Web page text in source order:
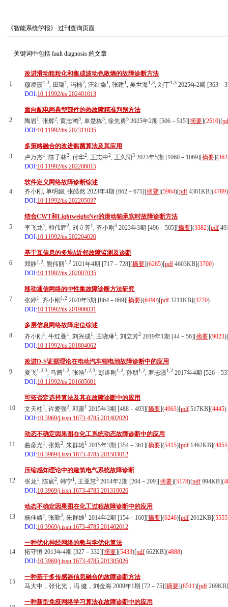
《智能系统学报》 过刊查询页面
关键词中包括 fault diagnosis 的文章
1
改进滑动粗粒化和集成波动色散熵的故障诊断方法
穆凌霞1,3, 田璐1, 冯楠2, 汪红鑫1, 张建1, 吴世海1,3, 刘丁1,3 2025年2期 [363－
DOI:10.11992/tis.202401013
2
面向配电网典型部件的热故障精准判别方法
陶岩1, 张辉2, 黄志鸿3, 单楚栋3, 徐先勇3 2025年2期 [506－515][摘要](2510)[
DOI:10.11992/tis.202311035
3
多策略融合的改进黏菌算法及其应用
卢万杰1, 陈子林2, 付华2, 王志中2, 王久阳3 2023年5期 [1060－1069][摘要](
DOI:10.11992/tis.202206015
4
软件定义网络故障诊断综述
齐小刚, 单明媚, 张皓然 2023年4期 [662－675][摘要](5964)[pdf 4361KB](4789)
DOI:10.11992/tis.202205037
5
结合CWT和LightweightNet的滚动轴承实时故障诊断方法
李飞龙1, 和伟辉2, 刘立芳1, 齐小刚 3 2023年3期 [496－505][摘要](3382)[pdf
DOI:10.11992/tis.202204020
6
基于互信息的多块k近邻故障监测及诊断
郑静1,2, 熊伟丽1,2 2021年4期 [717－728][摘要](6285)[pdf 4603KB](3700)
DOI:10.11992/tis.202007035
7
移动通信网络的中性集故障诊断方法研究
张婷1, 齐小刚 1,2 2020年5期 [864－869][摘要](6490)[pdf 3211KB](3770)
DOI:10.11992/tis.201906031
8
多层信息网络故障定位综述
齐小刚 1, 牛红曼1, 刘兴成1, 王晓琳1, 刘立芳2 2019年1期 [44－56][摘要](9023)[
DOI:10.11992/tis.201804062
9
改进D-S证据理论在电动汽车锂电池故障诊断中的应用
夏飞1,2,3, 马茜1,2, 张浩1,2,3, 彭道刚 1,2, 孙朋 1,2, 罗志疆1,2 2017年4期 [526－
DOI:10.11992/tis.201605001
10
可拓否定选择算法及其在故障诊断中的应用
文天柱1, 许爱强2, 邓露1 2015年3期 [488－493][摘要](4963)[pdf 517KB](4445)
DOI:10.3969/j.issn.1673-4785.201402020
11
动态不确定因果图在化工系统动态故障诊断中的应用
曲彦光1, 张勤2, 朱群雄1 2015年3期 [354－361][摘要](5415)[pdf 1462KB](4855
DOI:10.3969/j.issn.1673-4785.201503012
12
压缩感知理论中的建筑电气系统故障诊断
张龙1, 陈宸2, 韩宁1, 王亚慧3 2014年2期 [204－209][摘要](5178)[pdf 994KB](
DOI:10.3969/j.issn.1673-4785.201310026
13
动态不确定因果图在化工过程故障诊断中的应用
杨佳婧1, 张勤2, 朱群雄1 2014年2期 [154－160][摘要](6246)[pdf 2012KB](5555
DOI:10.3969/j.issn.1673-4785.201402012
14
一种优化神经网络的教与学优化算法
拓守恒 2013年4期 [327－332][摘要](5433)[pdf 662KB](4888)
DOI:10.3969/j.issn.1673-4785.201305026
15
一种基于多传感器信息融合的故障诊断方法
马大中，张化光，冯 健，刘金海 2009年1期 [72－75][摘要](8511)[pdf 269KB]
一种新型免疫网络学习算法在故障诊断中的应用